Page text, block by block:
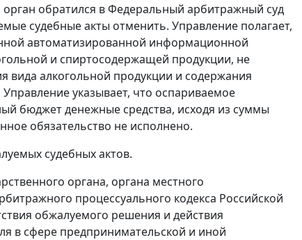
обратился в Федеральный арбитражный суд
судебные акты отменить. Управление полагает,
автоматизированной информационной
и спиртосодержащей продукции, не
вида алкогольной продукции и содержания
указывает, что оспариваемое
бюджет денежные средства, исходя из суммы
обязательство не исполнено.
судебных актов.
органа, органа местного
процессуального кодекса Российской
обжалуемого решения и действия
в сфере предпринимательской и иной